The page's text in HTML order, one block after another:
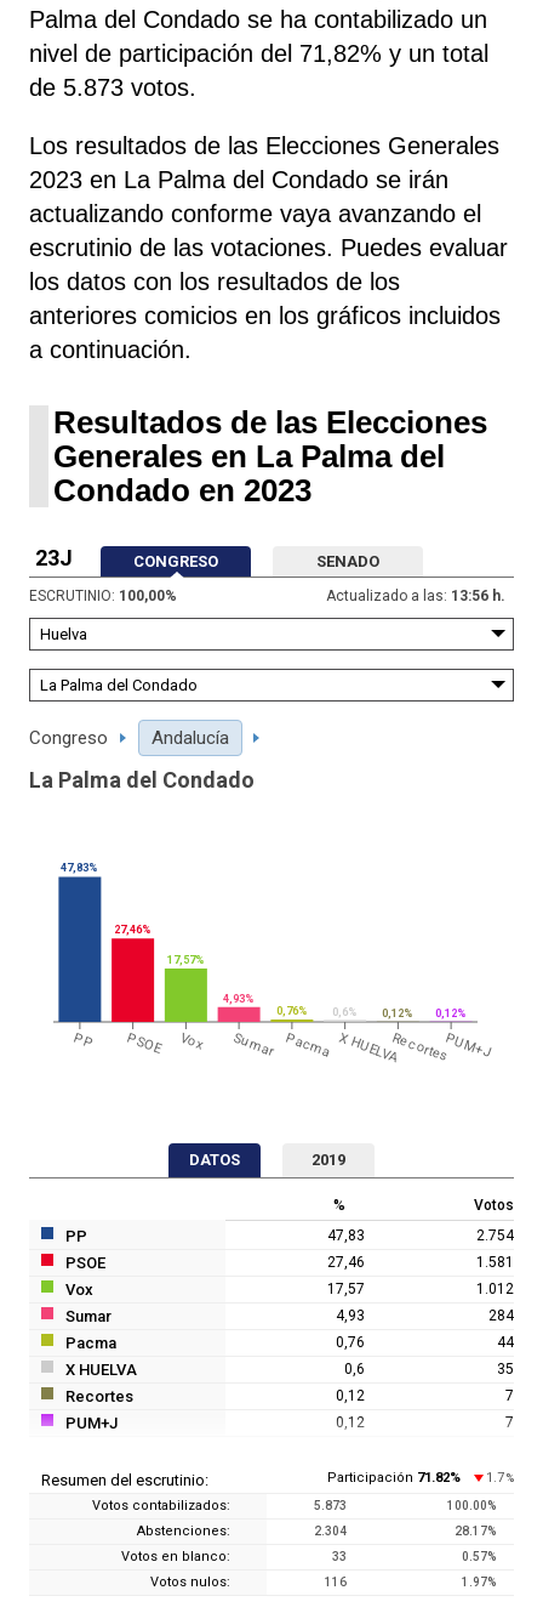
Palma del Condado se ha contabilizado un
nivel de participación del 71,82% y un total
de 5.873 votos.
Los resultados de las Elecciones Generales
2023 en La Palma del Condado se irán
actualizando conforme vaya avanzando el
escrutinio de las votaciones. Puedes evaluar
los datos con los resultados de los
anteriores comicios en los gráficos incluidos
a continuación.
Resultados de las Elecciones
Generales en La Palma del
Condado en 2023
23J CONGRESO SENADO
ESCRUTINIO: 100,00% Actualizado a las: 13:56 h.
Congreso Andalucía
La Palma del Condado
PP PSOE Vox Sumar Pacma X HUELVARecortesPUM+J
47,83%
27,46%
17,57%
4,93%
0,76%
0,6% 0,12% 0,12%
DATOS 2019
% Votos
PP 47,83 2.754
PSOE 27,46 1.581
Vox 17,57 1.012
Sumar 4,93 284
Pacma 0,76 44
X HUELVA 0,6 35
Recortes 0,12 7
PUM+J 0,12 7
Resumen del escrutinio: Participación 71.82% 1.7 %
Votos contabilizados: 5.873 100.00%
Abstenciones: 2.304 28.17%
Votos en blanco: 33 0.57%
Votos nulos: 116 1.97%